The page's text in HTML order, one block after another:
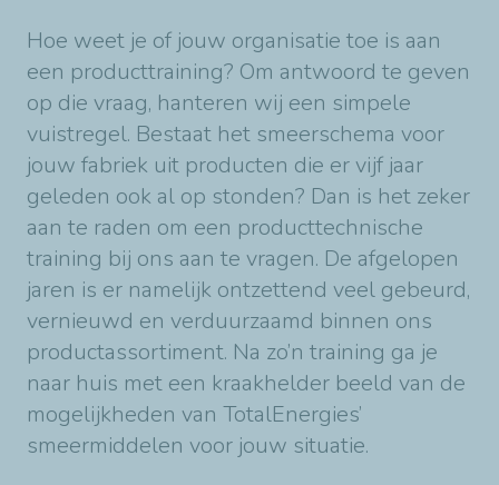
Hoe weet je of jouw organisatie toe is aan
een producttraining? Om antwoord te geven
op die vraag, hanteren wij een simpele
vuistregel. Bestaat het smeerschema voor
jouw fabriek uit producten die er vijf jaar
geleden ook al op stonden? Dan is het zeker
aan te raden om een producttechnische
training bij ons aan te vragen. De afgelopen
jaren is er namelijk ontzettend veel gebeurd,
vernieuwd en verduurzaamd binnen ons
productassortiment. Na zo’n training ga je
naar huis met een kraakhelder beeld van de
mogelijkheden van TotalEnergies’
smeermiddelen voor jouw situatie.